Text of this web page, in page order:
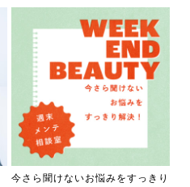
今さら聞けないお悩みをすっきり